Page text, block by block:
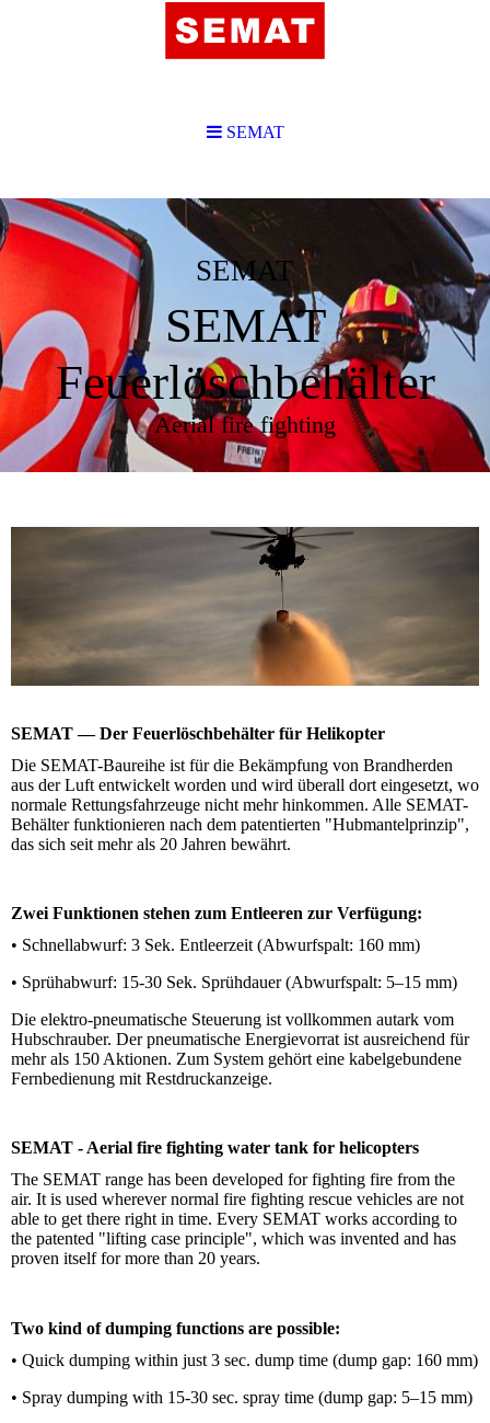
SEMAT
SEMAT
Feuerlöschbehälter
Aerial fire fighting
SEMAT — Der Feuerlöschbehälter für Helikopter
Die SEMAT-Baureihe ist für die Bekämpfung von Brandherden
aus der Luft entwickelt worden und wird überall dort eingesetzt, wo
normale Rettungsfahrzeuge nicht mehr hinkommen. Alle SEMAT-
Behälter funktionieren nach dem patentierten "Hubmantelprinzip",
das sich seit mehr als 20 Jahren bewährt.
Zwei Funktionen stehen zum Entleeren zur Verfügung:
• Schnellabwurf: 3 Sek. Entleerzeit (Abwurfspalt: 160 mm)
• Sprühabwurf: 15-30 Sek. Sprühdauer (Abwurfspalt: 5–15 mm)
Die elektro-pneumatische Steuerung ist vollkommen autark vom
Hubschrauber. Der pneumatische Energievorrat ist ausreichend für
mehr als 150 Aktionen. Zum System gehört eine kabelgebundene
Fernbedienung mit Restdruckanzeige.
SEMAT - Aerial fire fighting water tank for helicopters
The SEMAT range has been developed for fighting fire from the
air. It is used wherever normal fire fighting rescue vehicles are not
able to get there right in time. Every SEMAT works according to
the patented "lifting case principle", which was invented and has
proven itself for more than 20 years.
Two kind of dumping functions are possible:
• Quick dumping within just 3 sec. dump time (dump gap: 160 mm)
• Spray dumping with 15-30 sec. spray time (dump gap: 5–15 mm)
SEMAT